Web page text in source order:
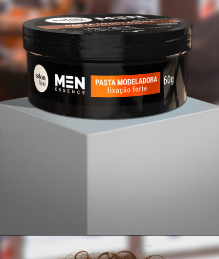
https://www.salonline.com.br/pasta-modeladora-men-essence-60g